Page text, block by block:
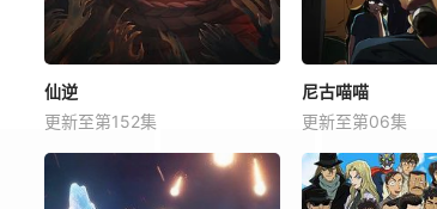
仙逆
更新至第152集
尼古喵喵
更新至第06集